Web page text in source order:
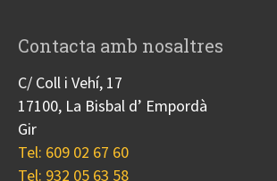
Contacta amb nosaltres
C/ Coll i Vehí, 17
17100, La Bisbal d’ Empordà
Gir
Tel: 609 02 67 60
Tel: 932 05 63 58